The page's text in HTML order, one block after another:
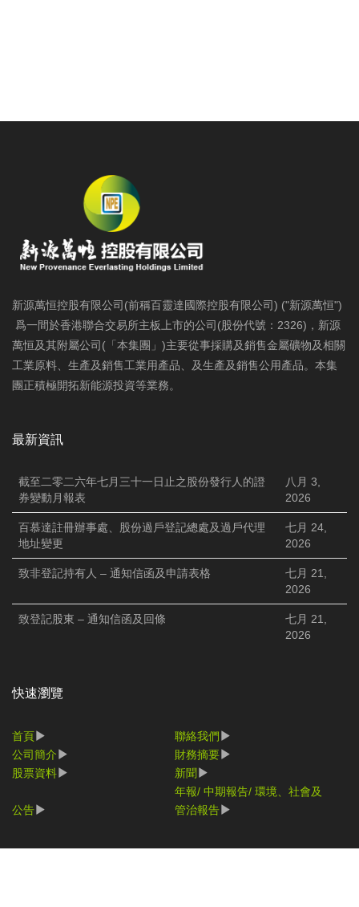
新源萬恒控股有限公司(前稱百靈達國際控股有限公司) ("新源萬恒")
爲一間於香港聯合交易所主板上市的公司(股份代號：2326)，新源
萬恒及其附屬公司(「本集團」)主要從事採購及銷售金屬礦物及相關
工業原料、生產及銷售工業用產品、及生產及銷售公用產品。本集
團正積極開拓新能源投資等業務。
最新資訊
截至二零二六年七月三十一日止之股份發行人的證
券變動月報表
八月 3,
2026
百慕達註冊辦事處、股份過戶登記總處及過戶代理
地址變更
七月 24,
2026
致非登記持有人 – 通知信函及申請表格
七月 21,
2026
致登記股東 – 通知信函及回條
七月 21,
2026
快速瀏覽
首頁
聯絡我們
公司簡介
財務摘要
股票資料
新聞
公告
年報/ 中期報告/ 環境、社會及
管治報告